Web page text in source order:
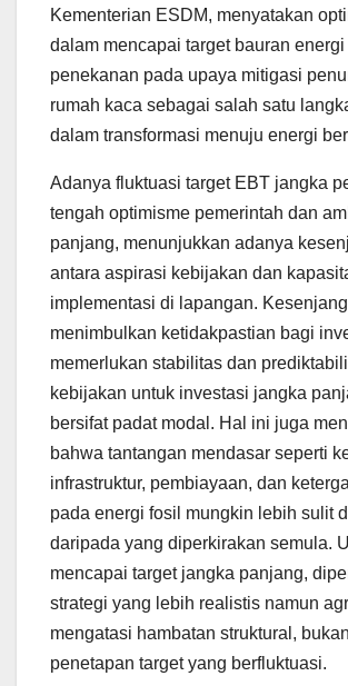
Kementerian ESDM, menyatakan
dalam mencapai target bauran
penekanan pada upaya mitigasi
rumah kaca sebagai salah satu
dalam transformasi menuju energi
Adanya fluktuasi target EBT jangka
tengah optimisme pemerintah dan
panjang, menunjukkan adanya
antara aspirasi kebijakan dan
implementasi di lapangan.
menimbulkan ketidakpastian bagi
memerlukan stabilitas dan
kebijakan untuk investasi jangka
bersifat padat modal. Hal ini juga
bahwa tantangan mendasar seperti
infrastruktur, pembiayaan, dan
pada energi fosil mungkin lebih sulit
daripada yang diperkirakan semula.
mencapai target jangka panjang,
strategi yang lebih realistis namun
mengatasi hambatan struktural,
penetapan target yang berfluktuasi.